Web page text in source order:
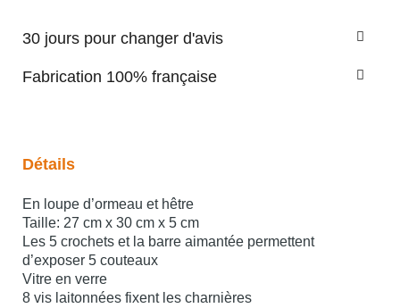
30 jours pour changer d'avis
Fabrication 100% française
Détails
En loupe d’ormeau et hêtre
Taille: 27 cm x 30 cm x 5 cm
Les 5 crochets et la barre aimantée permettent
d’exposer 5 couteaux
Vitre en verre
8 vis laitonnées fixent les charnières